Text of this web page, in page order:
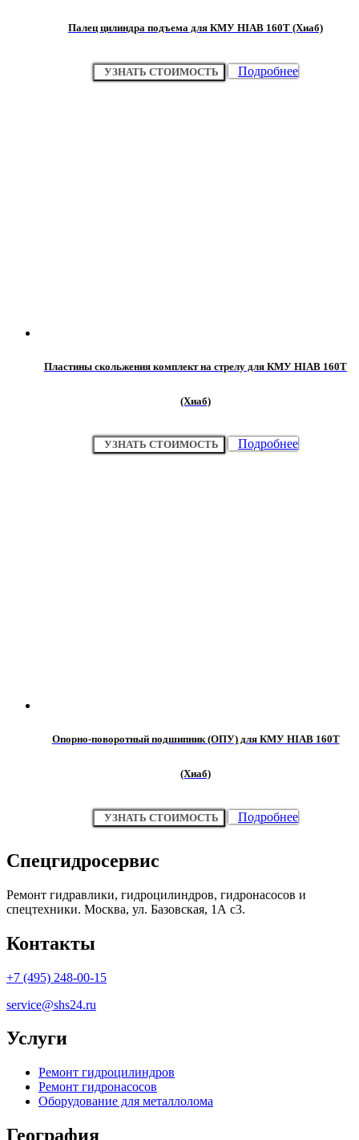
Палец цилиндра подъема для КМУ HIAB 160Т (Хиаб)
УЗНАТЬ СТОИМОСТЬ Подробнее
Пластины скольжения комплект на стрелу для КМУ HIAB 160T
(Хиаб)
УЗНАТЬ СТОИМОСТЬ Подробнее
Опорно-поворотный подшипник (ОПУ) для КМУ HIAB 160Т
(Хиаб)
УЗНАТЬ СТОИМОСТЬ Подробнее
Спецгидросервис
Ремонт гидравлики, гидроцилиндров, гидронасосов и
спецтехники. Москва, ул. Базовская, 1А с3.
Контакты
+7 (495) 248-00-15
service@shs24.ru
Услуги
Ремонт гидроцилиндров
Ремонт гидронасосов
Оборудование для металлолома
География